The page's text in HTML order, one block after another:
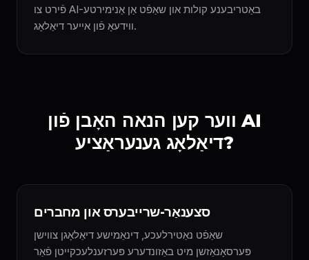
פֿירט צו AI-באַטריבענע קולות און שאַפֿט אַן אַנימירטע
ווידעאָ פֿון אייער דיאַלאָג.
ווער קען הנאה האָבן פֿון AI
דיאַלאָג גענעראַציע?
סצענאַר-שרייבערס און מחברים
שאַפֿט נאַטירלעכע, דינאַמישע דיאַלאָגן צווישן
פּערסאָנאַזשן מיט באַזונדערע פּערזענלעכקייטן פֿאַר